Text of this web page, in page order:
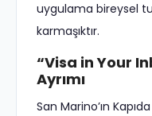
uygulama bireysel
karmaşıktır.
“Visa in Your
Ayrımı
San Marino’ın